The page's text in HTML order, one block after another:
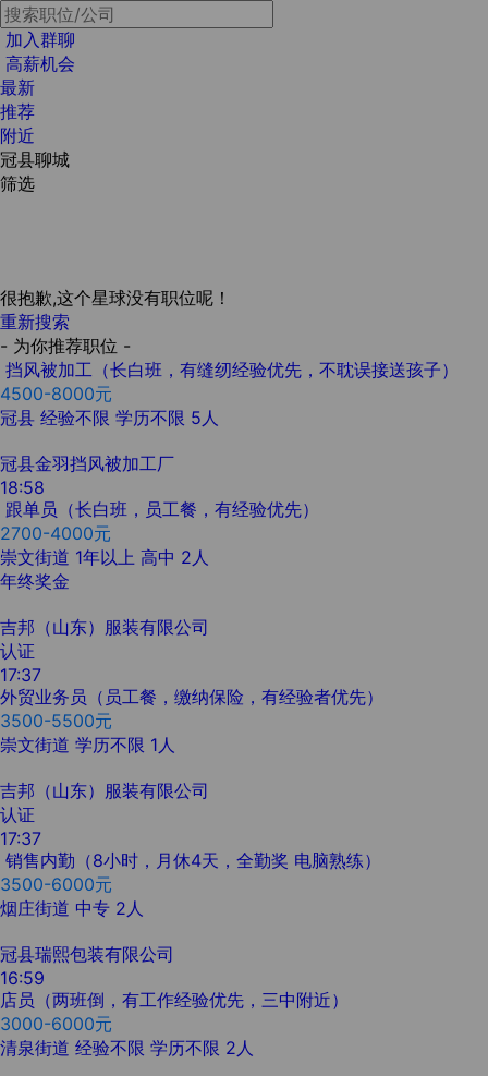
加入群聊
高薪机会
最新
推荐
附近
冠县聊城
筛选
很抱歉,这个星球没有职位呢！
重新搜索
- 为你推荐职位 -
挡风被加工（长白班，有缝纫经验优先，不耽误接送孩子）
4500-8000元
冠县 经验不限 学历不限 5人
冠县金羽挡风被加工厂
18:58
跟单员（长白班，员工餐，有经验优先）
2700-4000元
崇文街道 1年以上 高中 2人
年终奖金
吉邦（山东）服装有限公司
认证
17:37
外贸业务员（员工餐，缴纳保险，有经验者优先）
3500-5500元
崇文街道 学历不限 1人
吉邦（山东）服装有限公司
认证
17:37
销售内勤（8小时，月休4天，全勤奖 电脑熟练）
3500-6000元
烟庄街道 中专 2人
冠县瑞熙包装有限公司
16:59
店员（两班倒，有工作经验优先，三中附近）
3000-6000元
清泉街道 经验不限 学历不限 2人